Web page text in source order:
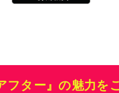
フター』の魅力を